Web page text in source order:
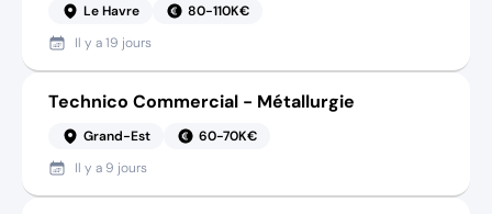
Le Havre
80-110K€
Il y a19 jours
Technico Commercial - Métallurgie
Grand-Est
60-70K€
Il y a 9 jours